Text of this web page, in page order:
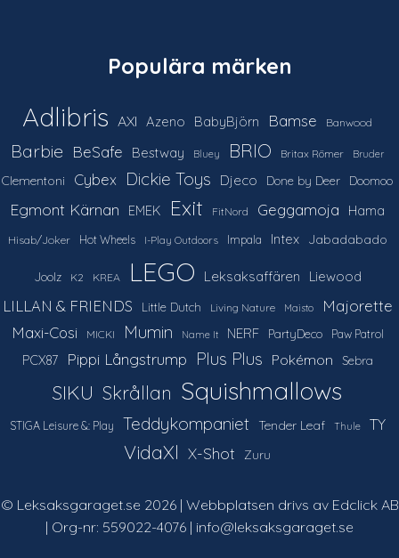
Populära märken
Adlibris AXI Azeno BabyBjörn Bamse Banwood
Barbie BeSafe Bestway Bluey BRIO Britax Römer Bruder
Clementoni Cybex Dickie Toys Djeco Done by Deer Doomoo
Egmont Kärnan EMEK Exit FitNord Geggamoja Hama
Hisab/Joker Hot Wheels I-Play Outdoors Impala Intex Jabadabado
Joolz K2 KREA LEGO Leksaksaffären Liewood
LILLAN & FRIENDS Little Dutch Living Nature Maisto
Majorette
Maxi-Cosi
MICKI Mumin Name It NERF PartyDeco Paw Patrol
PCX87 Pippi Långstrump Plus Plus Pokémon Sebra
SIKU Skrållan Squishmallows
STIGA Leisure &: Play Teddykompaniet Tender Leaf Thule TY
VidaXl X-Shot Zuru
© Leksaksgaraget.se 2026 | Webbplatsen drivs av Edclick AB
| Org-nr: 559022-4076 | info@leksaksgaraget.se